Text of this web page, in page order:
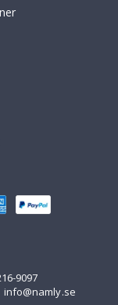
9097
info@namly.se